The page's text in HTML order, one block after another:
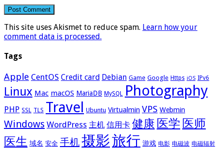
This site uses Akismet to reduce spam. Learn how your
comment data is processed.
Tags
Apple CentOS Credit card Debian Game Google Https iOS IPv6
Linux Mac macOS MariaDB MySQL Photography
PHP SSL TLS Travel Ubuntu Virtualmin VPS Webmin
Windows WordPress 主机 信用卡 健康 医学 医师
医生 域名 安全 手机摄影旅行 游戏 电影 电磁波 电磁辐射